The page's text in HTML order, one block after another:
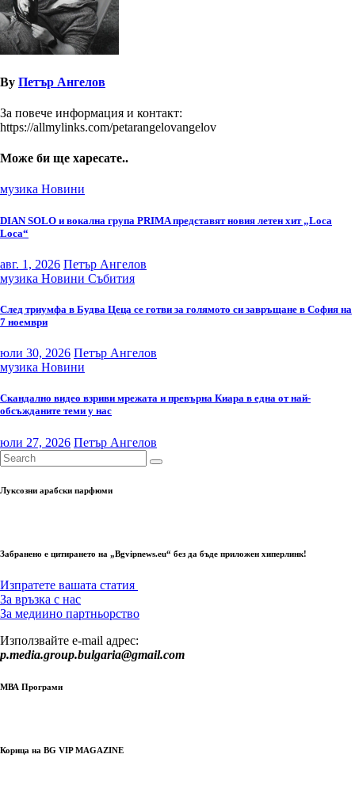
By Петър Ангелов
За повече информация и контакт:
https://allmylinks.com/petarangelovangelov
Може би ще харесате..
музика Новини
DIAN SOLO и вокална група PRIMA представят новия летен хит „Loca
Loca“
авг. 1, 2026 Петър Ангелов
музика Новини Събития
След триумфа в Будва Цеца се готви за голямото си завръщане в София на
7 ноември
юли 30, 2026 Петър Ангелов
музика Новини
Скандално видео взриви мрежата и превърна Киара в една от най-
обсъжданите теми у нас
юли 27, 2026 Петър Ангелов
Луксозни арабски парфюми
Забранено е цитирането на „Bgvipnews.eu“ без да бъде приложен хиперлинк!
Изпратете вашата статия
За връзка с нас
За медиино партньорство
Използвайте e-mail адрес:
p.media.group.bulgaria@gmail.com
МВА Програми
Корица на BG VIP MAGAZINE